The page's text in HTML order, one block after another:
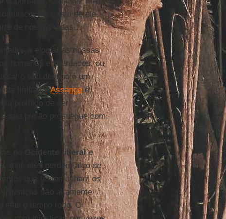
o fato de ele
de nossas vidas…
a elogiar as nossas
humanos e liberdades, ou
o seu destino é um
limitada.Assangeé,
proibido de ser
sua prisão prossegue com
no Ocidente liberale
, mas eles perdem algo de
que testemunham os
injustiças são altamente
elas o tempo todo. O